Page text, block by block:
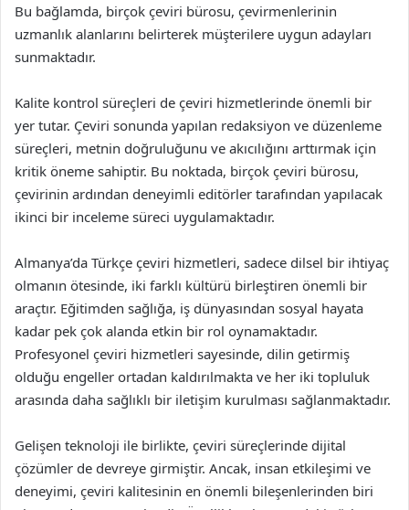
Bu bağlamda, birçok çeviri bürosu, çevirmenlerinin
uzmanlık alanlarını belirterek müşterilere uygun adayları
sunmaktadır.
Kalite kontrol süreçleri de çeviri hizmetlerinde önemli bir
yer tutar. Çeviri sonunda yapılan redaksiyon ve düzenleme
süreçleri, metnin doğruluğunu ve akıcılığını arttırmak için
kritik öneme sahiptir. Bu noktada, birçok çeviri bürosu,
çevirinin ardından deneyimli editörler tarafından yapılacak
ikinci bir inceleme süreci uygulamaktadır.
Almanya’da Türkçe çeviri hizmetleri, sadece dilsel bir ihtiyaç
olmanın ötesinde, iki farklı kültürü birleştiren önemli bir
araçtır. Eğitimden sağlığa, iş dünyasından sosyal hayata
kadar pek çok alanda etkin bir rol oynamaktadır.
Profesyonel çeviri hizmetleri sayesinde, dilin getirmiş
olduğu engeller ortadan kaldırılmakta ve her iki topluluk
arasında daha sağlıklı bir iletişim kurulması sağlanmaktadır.
Gelişen teknoloji ile birlikte, çeviri süreçlerinde dijital
çözümler de devreye girmiştir. Ancak, insan etkileşimi ve
deneyimi, çeviri kalitesinin en önemli bileşenlerinden biri